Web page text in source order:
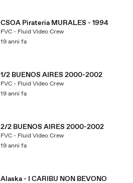
CSOA Pirateria MURALES - 1994
FVC - Fluid Video Crew
19 anni fa
1/2 BUENOS AIRES 2000-2002
FVC - Fluid Video Crew
19 anni fa
2/2 BUENOS AIRES 2000-2002
FVC - Fluid Video Crew
19 anni fa
Alaska - I CARIBU NON BEVONO